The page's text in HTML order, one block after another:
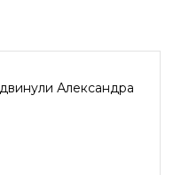
Александра